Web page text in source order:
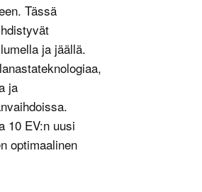
Tässä
ja jäällä.
ja
10 EV:n uusi
optimaalinen